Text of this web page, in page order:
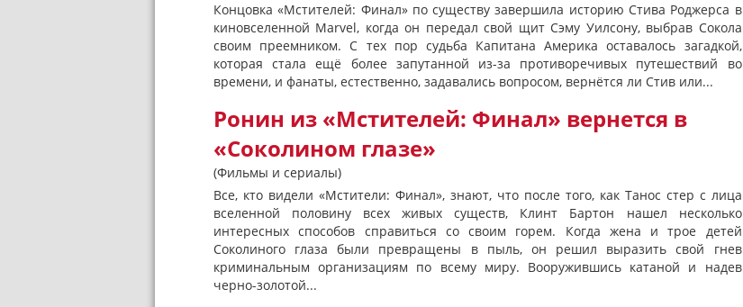
Концовка «Мстителей: Финал» по существу завершила историю Стива Роджерса в
киновселенной Marvel, когда он передал свой щит Сэму Уилсону, выбрав Сокола
своим преемником. С тех пор судьба Капитана Америка оставалось загадкой,
которая стала ещё более запутанной из-за противоречивых путешествий во
времени, и фанаты, естественно, задавались вопросом, вернётся ли Стив или...
Ронин из «Мстителей: Финал» вернется в
«Соколином глазе»
(Фильмы и сериалы)
Все, кто видели «Мстители: Финал», знают, что после того, как Танос стер с лица
вселенной половину всех живых существ, Клинт Бартон нашел несколько
интересных способов справиться со своим горем. Когда жена и трое детей
Соколиного глаза были превращены в пыль, он решил выразить свой гнев
криминальным организациям по всему миру. Вооружившись катаной и надев
черно-золотой...